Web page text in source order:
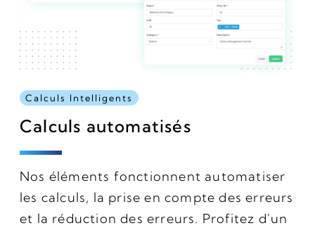
Calculs Intelligents
Calculs automatisés
Nos éléments fonctionnent automatiser
les calculs, la prise en compte des erreurs
et la réduction des erreurs. Profitez d'un